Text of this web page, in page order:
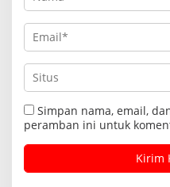
Simpan nama, email,
peramban ini untuk